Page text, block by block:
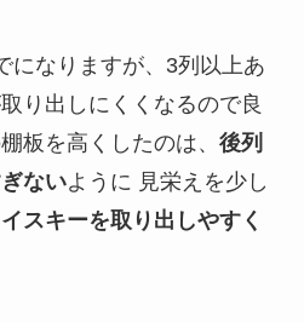
になりますが、3列以上あ
り出しにくくなるので良
板を高くしたのは、 後列
ないように 見栄えを少し
スキーを取り出しやすく